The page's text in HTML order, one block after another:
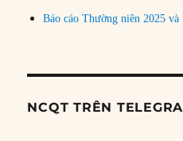
Báo cáo Thường niên 2025
NCQT TRÊN